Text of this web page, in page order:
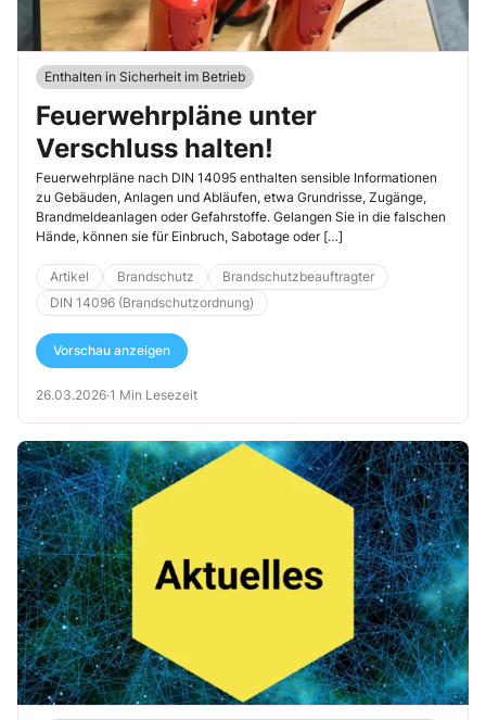
Enthalten in Sicherheit im Betrieb
Feuerwehrpläne unter
Verschluss halten!
Feuerwehrpläne nach DIN 14095 enthalten sensible Informationen
zu Gebäuden, Anlagen und Abläufen, etwa Grundrisse, Zugänge,
Brandmeldeanlagen oder Gefahrstoffe. Gelangen Sie in die falschen
Hände, können sie für Einbruch, Sabotage oder […]
Artikel Brandschutz
Brandschutzbeauftragter
DIN 14096 (Brandschutzordnung)
Vorschau anzeigen
26.03.2026·1 Min Lesezeit